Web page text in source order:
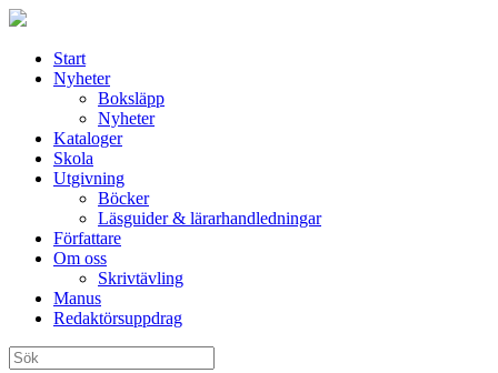
Start
Nyheter
Boksläpp
Nyheter
Kataloger
Skola
Utgivning
Böcker
Läsguider & lärarhandledningar
Författare
Om oss
Skrivtävling
Manus
Redaktörsuppdrag